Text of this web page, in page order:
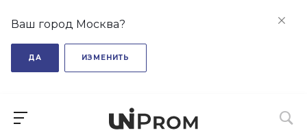
Ваш город Москва?
ДА ИЗМЕНИТЬ